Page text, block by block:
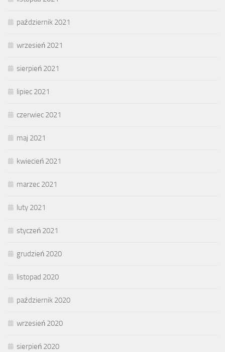
październik 2021
wrzesień 2021
sierpień 2021
lipiec 2021
czerwiec 2021
maj 2021
kwiecień 2021
marzec 2021
luty 2021
styczeń 2021
grudzień 2020
listopad 2020
październik 2020
wrzesień 2020
sierpień 2020